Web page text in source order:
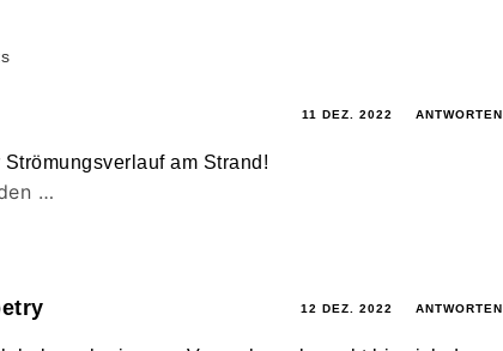
11 DEZ. 2022 ANTWORTEN
am Strand!
…
12 DEZ. 2022 ANTWORTEN